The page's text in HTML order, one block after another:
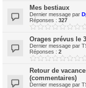
Mes bestiaux
Dernier message par
Réponses : 327
Orages prévus le
Dernier message par
Réponses : 2
Retour de
(commentaires)
Dernier message par